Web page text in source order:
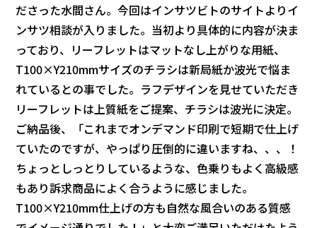
ださった水間さん。今回はインサツビトのサイトよりイ
ンサツ相談が入りました。当初より具体的に内容が決ま
っており、リーフレットはマットなし上がりな用紙、
T100×Y210mmサイズのチラシは新局紙か波光で悩ま
れているとの事でした。ラフデザインを見せていただき
リーフレットは上質紙をご提案、チラシは波光に決定。
ご納品後、「これまでオンデマンド印刷で短期で仕上げ
ていたのですが、やっぱり圧倒的に違いますね、、、！
ちょっとしっとりしているような、色乗りもよく高級感
もあり訴求商品によく合うように感じました。
T100×Y210mm仕上げの方も自然な風合いのある質感